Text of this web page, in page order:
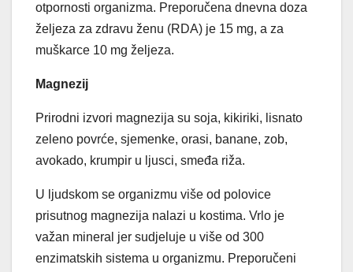
otpornosti organizma. Preporučena dnevna doza
željeza za zdravu ženu (RDA) je 15 mg, a za
muškarce 10 mg željeza.
Magnezij
Prirodni izvori magnezija su soja, kikiriki, lisnato
zeleno povrće, sjemenke, orasi, banane, zob,
avokado, krumpir u ljusci, smeđa riža.
U ljudskom se organizmu više od polovice
prisutnog magnezija nalazi u kostima. Vrlo je
važan mineral jer sudjeluje u više od 300
enzimatskih sistema u organizmu. Preporučeni